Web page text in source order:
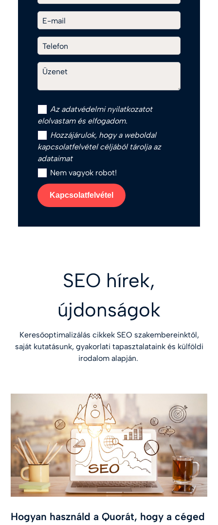
E-mail
Telefon
Üzenet
Az adatvédelmi nyilatkozatot
elolvastam és elfogadom.
Hozzájárulok, hogy a weboldal
kapcsolatfelvétel céljából tárolja az
adataimat
Nem vagyok robot!
Kapcsolatfelvétel
SEO hírek,
újdonságok
Keresőoptimalizálás cikkek SEO szakembereinktől,
saját kutatásunk, gyakorlati tapasztalataink és külföldi
irodalom alapján.
Hogyan használd a Quorát, hogy a céged